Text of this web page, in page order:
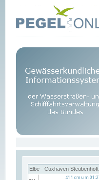
Elbe - Cuxhaven Steubenhöft